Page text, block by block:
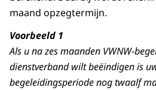
maand opzegtermijn.
Voorbeeld 1
Als u na zes maanden VWNW-
dienstverband wilt beëindigen is
begeleidingsperiode nog twaalf